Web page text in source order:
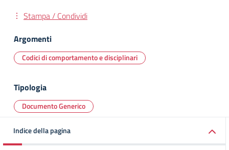
Stampa / Condividi
Argomenti
Codici di comportamento e disciplinari
Tipologia
Documento Generico
Indice della pagina